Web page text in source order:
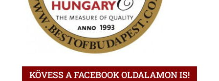
KÖVESS A FACEBOOK OLDALAMON IS!